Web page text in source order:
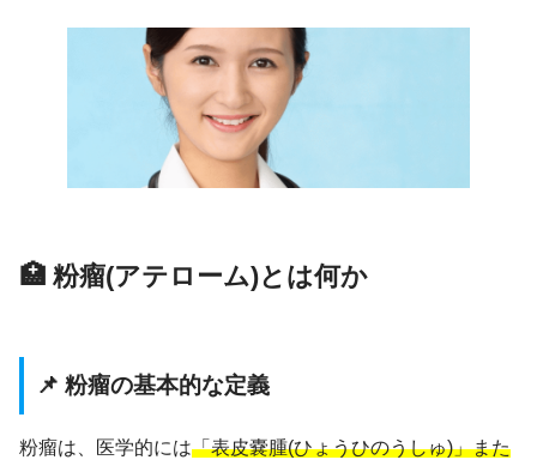
🏥 粉瘤(アテローム)とは何か
📌 粉瘤の基本的な定義
粉瘤は、医学的には「表皮嚢腫(ひょうひのうしゅ)」また